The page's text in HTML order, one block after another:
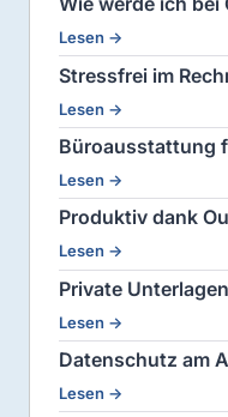
Lesen →
Stressfrei im
Lesen →
Büroausstattung
Lesen →
Produktiv dank
Lesen →
Private
Lesen →
Datenschutz am
Lesen →